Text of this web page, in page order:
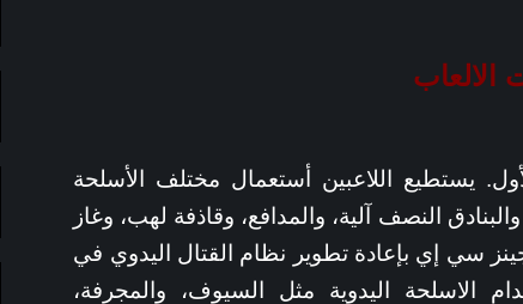
الالعاب
يستطيع اللاعبين أستعمال مختلف الأسلحة
والبنادق النصف آلية، والمدافع، وقاذفة لهب، وغاز
سي إي بإعادة تطوير نظام القتال اليدوي في
الاسلحة اليدوية مثل السيوف، والمجرفة،